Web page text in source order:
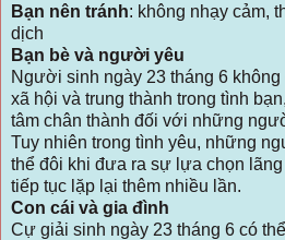
Bạn nên tránh: không nhạy cảm,
dịch
Bạn bè và người yêu
Người sinh ngày 23 tháng 6
xã hội và trung thành trong tình
tâm chân thành đối với những
Tuy nhiên trong tình yêu, những
thể đôi khi đưa ra sự lựa chọn
tiếp tục lặp lại thêm nhiều lần.
Con cái và gia đình
Cự giải sinh ngày 23 tháng 6 có